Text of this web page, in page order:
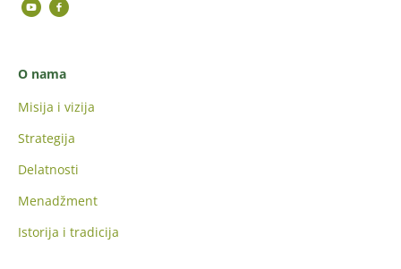
O nama
Misija i vizija
Strategija
Delatnosti
Menadžment
Istorija i tradicija